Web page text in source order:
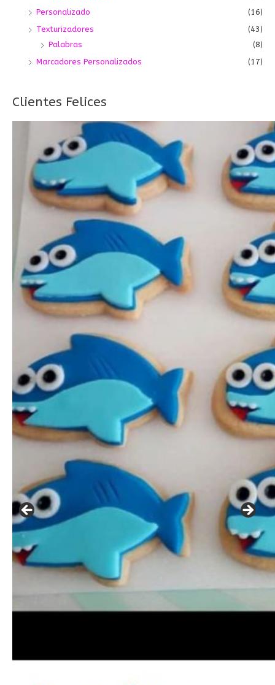
Personalizado
(16)
Texturizadores
(43)
Palabras
(8)
Marcadores Personalizados
(17)
Clientes Felices